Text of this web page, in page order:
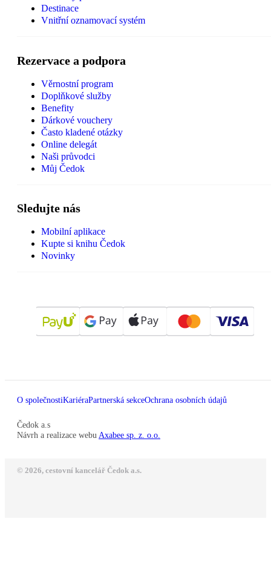
Destinace
Vnitřní oznamovací systém
Rezervace a podpora
Věrnostní program
Doplňkové služby
Benefity
Dárkové vouchery
Často kladené otázky
Online delegát
Naši průvodci
Můj Čedok
Sledujte nás
Mobilní aplikace
Kupte si knihu Čedok
Novinky
O společnostiKariéraPartnerská sekceOchrana osobních údajů
Čedok a.s
Návrh a realizace webu Axabee sp. z. o.o.
© 2026, cestovní kancelář Čedok a.s.